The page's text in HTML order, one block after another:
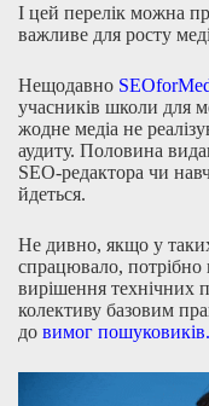
І цей перелік можна
важливе для росту
Нещодавно
учасників школи для
жодне медіа не
аудиту. Половина
SEO-редактора чи
йдеться.
Не дивно, якщо у
спрацювало, потрібно
вирішення технічних
колективу базовим
до вимог пошуковиків.